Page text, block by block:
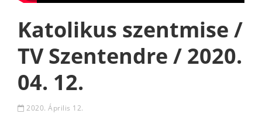
Katolikus szentmise /
TV Szentendre / 2020.
04. 12.
2020. Április 12.